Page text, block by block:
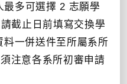
多可選擇 2 志願學
截止日前填寫交換學
一併送件至所屬系所
注意各系所初審申請